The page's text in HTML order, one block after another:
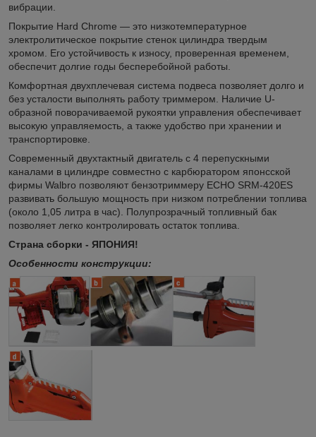
вибрации.
Покрытие Hard Chrome — это низкотемпературное
электролитическое покрытие стенок цилиндра твердым
хромом. Его устойчивость к износу, проверенная временем,
обеспечит долгие годы бесперебойной работы.
Комфортная двухплечевая система подвеса позволяет долго и
без усталости выполнять работу триммером. Наличие U-
образной поворачиваемой рукоятки управления обеспечивает
высокую управляемость, а также удобство при хранении и
транспортировке.
Современный двухтактный двигатель с 4 перепускными
каналами в цилиндре совместно с карбюратором японсской
фирмы Walbro позволяют бензотриммеру ECHO SRM-420ES
развивать большую мощность при низком потреблении топлива
(около 1,05 литра в час). Полупрозрачный топливный бак
позволяет легко контролировать остаток топлива.
Страна сборки - ЯПОНИЯ!
Особенности конструкции: